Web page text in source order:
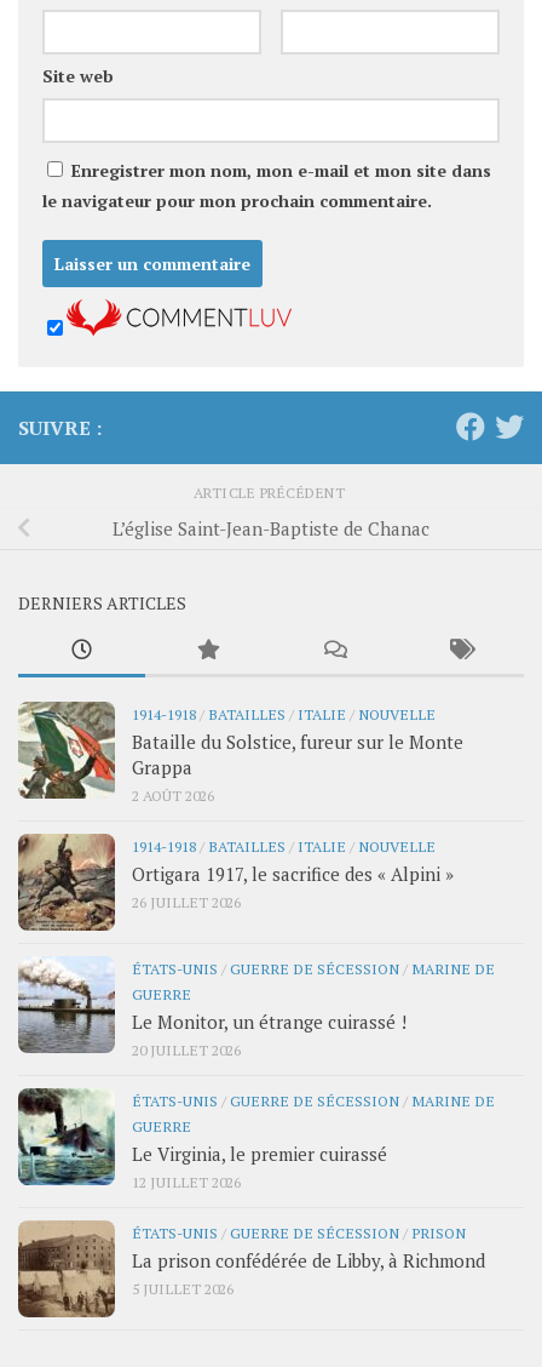
Site web
Enregistrer mon nom, mon e-mail et mon site dans
le navigateur pour mon prochain commentaire.
SUIVRE :
ARTICLE PRÉCÉDENT
L’église Saint-Jean-Baptiste de Chanac
DERNIERS ARTICLES
1914-1918 / BATAILLES / ITALIE / NOUVELLE
Bataille du Solstice, fureur sur le Monte
Grappa
2 AOÛT 2026
1914-1918 / BATAILLES / ITALIE / NOUVELLE
Ortigara 1917, le sacrifice des « Alpini »
26 JUILLET 2026
ÉTATS-UNIS /GUERRE DE SÉCESSION / MARINE DE
GUERRE
Le Monitor, un étrange cuirassé !
20 JUILLET 2026
ÉTATS-UNIS /GUERRE DE SÉCESSION / MARINE DE
GUERRE
Le Virginia, le premier cuirassé
12 JUILLET 2026
ÉTATS-UNIS /GUERRE DE SÉCESSION / PRISON
La prison confédérée de Libby, à Richmond
5 JUILLET 2026